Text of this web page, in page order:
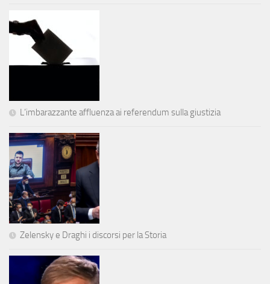
L’imbarazzante affluenza ai referendum sulla giustizia
Zelensky e Draghi i discorsi per la Storia